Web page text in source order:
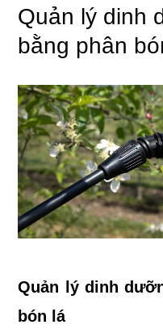
Quản lý dinh
bằng phân
Quản lý dinh
bón lá